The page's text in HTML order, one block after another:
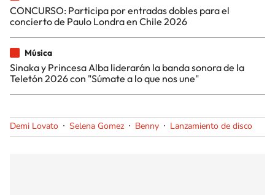
CONCURSO: Participa por entradas dobles para el
concierto de Paulo Londra en Chile 2026
Música
Sinaka y Princesa Alba liderarán la banda sonora de la
Teletón 2026 con "Súmate a lo que nos une"
Demi Lovato Selena Gomez Benny Lanzamiento de disco